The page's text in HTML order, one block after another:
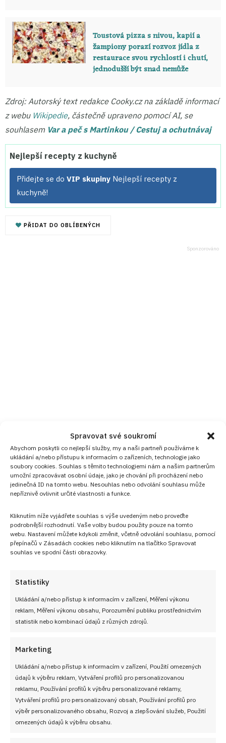
Spravovat své soukromí
Abychom poskytli co nejlepší služby, my a naši partneři používáme k
ukládání a/nebo přístupu k informacím o zařízeních, technologie jako
soubory cookies. Souhlas s těmito technologiemi nám a našim partnerům
umožní zpracovávat osobní údaje, jako je chování při procházení nebo
jedinečná ID na tomto webu. Nesouhlas nebo odvolání souhlasu může
nepříznivě ovlivnit určité vlastnosti a funkce.
Kliknutím níže vyjádřete souhlas s výše uvedeným nebo proveďte
podrobnější rozhodnutí. Vaše volby budou použity pouze na tomto
webu. Nastavení můžete kdykoli změnit, včetně odvolání souhlasu, pomocí
přepínačů v Zásadách cookies nebo kliknutím na tlačítko Spravovat
souhlas ve spodní části obrazovky.
Statistiky
Ukládání a/nebo přístup k informacím v zařízení, Měření výkonu
reklam, Měření výkonu obsahu, Porozumění publiku prostřednictvím
statistik nebo kombinací údajů z různých zdrojů.
Marketing
Ukládání a/nebo přístup k informacím v zařízení, Použití omezených
údajů k výběru reklam, Vytváření profilů pro personalizovanou
reklamu, Používání profilů k výběru personalizované reklamy,
Vytváření profilů pro personalizovaný obsah, Používání profilů pro
výběr personalizovaného obsahu, Rozvoj a zlepšování služeb, Použití
omezených údajů k výběru obsahu.
Toustová pizza s nivou, kapií a
žampiony porazí rozvoz jídla z
restaurace svou rychlostí i chutí,
jednodušší být snad nemůže
Zdroj: Autorský text redakce Cooky.cz na základě informací
z webu Wikipedie, částečně upraveno pomocí AI, se
souhlasem Var a peč s Martinkou / Cestuj a ochutnávaj
Nejlepší recepty z kuchyně
Přidejte se do VIP skupiny Nejlepší recepty z
kuchyně!
PŘIDAT DO OBLÍBENÝCH